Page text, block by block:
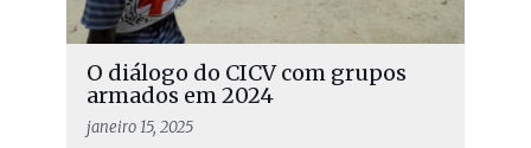
O diálogo do CICV com grupos
armados em 2024
janeiro 15, 2025